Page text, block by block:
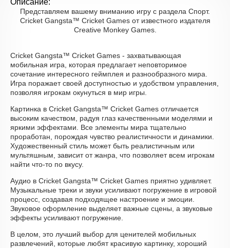
Описание:
Представляем вашему вниманию игру с раздела Спорт.
Cricket Gangsta™ Cricket Games от известного издателя
Creative Monkey Games.
Cricket Gangsta™ Cricket Games - захватывающая
мобильная игра, которая предлагает неповторимое
сочетание интересного геймплея и разнообразного мира.
Игра поражает своей доступностью и удобством управления,
позволяя игрокам окунуться в мир игры.
Картинка в Cricket Gangsta™ Cricket Games отличается
высоким качеством, радуя глаз качественными моделями и
яркими эффектами. Все элементы мира тщательно
проработан, порождая чувство реалистичности и динамики.
Художественный стиль может быть реалистичным или
мультяшным, зависит от жанра, что позволяет всем игрокам
найти что-то по вкусу.
Аудио в Cricket Gangsta™ Cricket Games приятно удивляет.
Музыкальные треки и звуки усиливают погружение в игровой
процесс, создавая подходящее настроение и эмоции.
Звуковое оформление выделяет важные сцены, а звуковые
эффекты усиливают погружение.
В целом, это лучший выбор для ценителей мобильных
развлечений, которые любят красивую картинку, хороший